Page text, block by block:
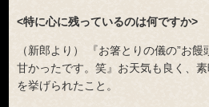
<特に心に残っているのは何ですか>
（新郎より） 『お箸とりの儀の”お饅
甘かったです。笑』お天気も良く、
を挙げられたこと。